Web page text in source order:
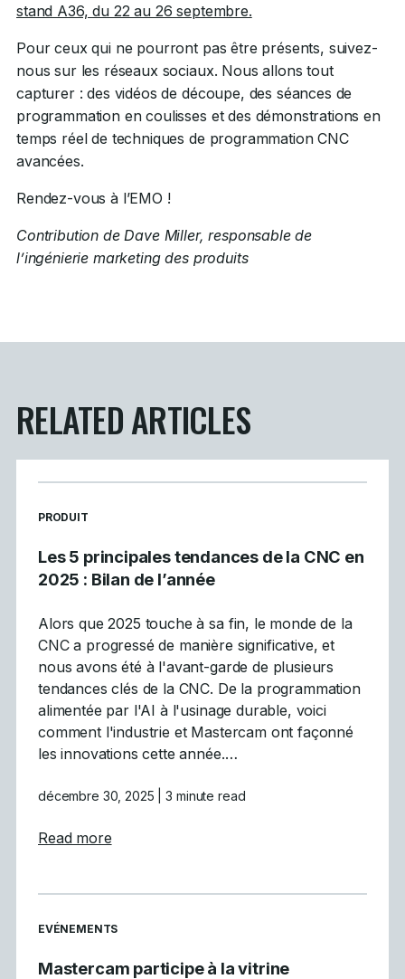
stand A36, du 22 au 26 septembre.
Pour ceux qui ne pourront pas être présents, suivez-
nous sur les réseaux sociaux. Nous allons tout
capturer : des vidéos de découpe, des séances de
programmation en coulisses et des démonstrations en
temps réel de techniques de programmation CNC
avancées.
Rendez-vous à l’EMO !
Contribution de Dave Miller, responsable de
l’ingénierie marketing des produits
RELATED ARTICLES
READ MORE ARTICLES ABOUT
PRODUIT
Les 5 principales tendances de la CNC en
2025 : Bilan de l’année
Alors que 2025 touche à sa fin, le monde de la
CNC a progressé de manière significative, et
nous avons été à l'avant-garde de plusieurs
tendances clés de la CNC. De la programmation
alimentée par l'AI à l'usinage durable, voici
comment l'industrie et Mastercam ont façonné
les innovations cette année.…
décembre 30, 2025 | 3 minute read
Read moreabout Les 5 principales tendances de la
READ MORE ARTICLES ABOUT
EVÉNEMENTS
Mastercam participe à la vitrine